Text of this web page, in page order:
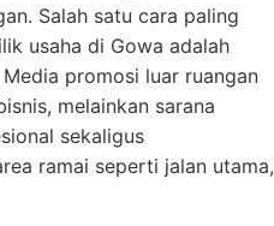
Salah satu cara paling
usaha di Gowa adalah
Media promosi luar ruangan
melainkan sarana
sekaligus
ramai seperti jalan utama,